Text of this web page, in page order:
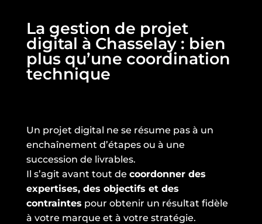
La gestion de projet
digital à Chasselay : bien
plus qu’une coordination
technique
Un projet digital ne se résume pas à un
enchaînement d’étapes ou à une
succession de livrables.
Il s’agit avant tout de coordonner des
expertises, des objectifs et des
contraintes pour obtenir un résultat fidèle
à votre marque et à votre stratégie.